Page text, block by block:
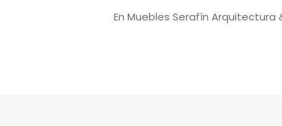
En Muebles Serafín